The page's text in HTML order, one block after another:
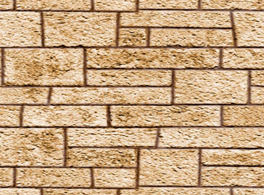
Schluck Schnecken
Sectumsempra
Serpensortia
Silencio
Stupor
Tarantallegra
Transmutations-Tortur
Ventus
Verdimillious
Wabbelbein-Fluch
Zunge-Fessel-Fluch
Heilzauber
Anapneo
Brackium Emendo
Eingeweide-Ausweide-Fluch
Enervate
Episkey
Ferula
Rennervate
Surgito
Vulnera Sanentur